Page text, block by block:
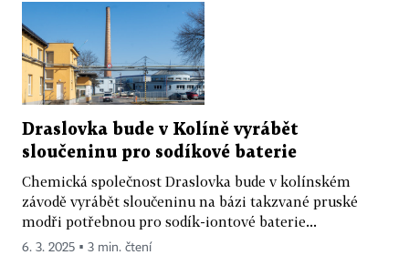
Draslovka bude v Kolíně vyrábět
sloučeninu pro sodíkové baterie
Chemická společnost Draslovka bude v kolínském
závodě vyrábět sloučeninu na bázi takzvané pruské
modři potřebnou pro sodík-iontové baterie...
6. 3. 2025 ▪ 3 min. čtení